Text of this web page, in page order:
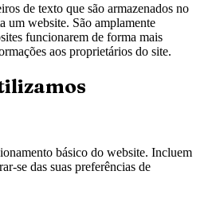
de texto que são armazenados no
um website. São amplamente
funcionarem de forma mais
aos proprietários do site.
básico do website. Incluem
se das suas preferências de